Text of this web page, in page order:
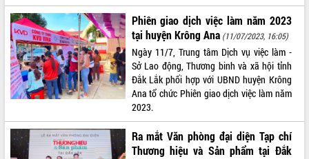
Phiên giao dịch việc làm năm 2023
tại huyện Krông Ana (11/07/2023, 16:05)
Ngày 11/7, Trung tâm Dịch vụ việc làm -
Sở Lao động, Thương binh và xã hội tỉnh
Đắk Lắk phối hợp với UBND huyện Krông
Ana tổ chức Phiên giao dịch việc làm năm
2023.
Ra mắt Văn phòng đại diện Tạp chí
Thương hiệu và Sản phẩm tại Đắk